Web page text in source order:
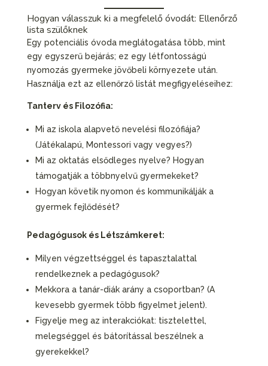
Hogyan válasszuk ki a megfelelő óvodát: Ellenőrző
lista szülőknek
Egy potenciális óvoda meglátogatása több, mint
egy egyszerű bejárás; ez egy létfontosságú
nyomozás gyermeke jövőbeli környezete után.
Használja ezt az ellenőrző listát megfigyeléseihez:
Tanterv és Filozófia:
Mi az iskola alapvető nevelési filozófiája?
(Játékalapú, Montessori vagy vegyes?)
Mi az oktatás elsődleges nyelve? Hogyan
támogatják a többnyelvű gyermekeket?
Hogyan követik nyomon és kommunikálják a
gyermek fejlődését?
Pedagógusok és Létszámkeret:
Milyen végzettséggel és tapasztalattal
rendelkeznek a pedagógusok?
Mekkora a tanár-diák arány a csoportban? (A
kevesebb gyermek több figyelmet jelent).
Figyelje meg az interakciókat: tisztelettel,
melegséggel és bátorítással beszélnek a
gyerekekkel?